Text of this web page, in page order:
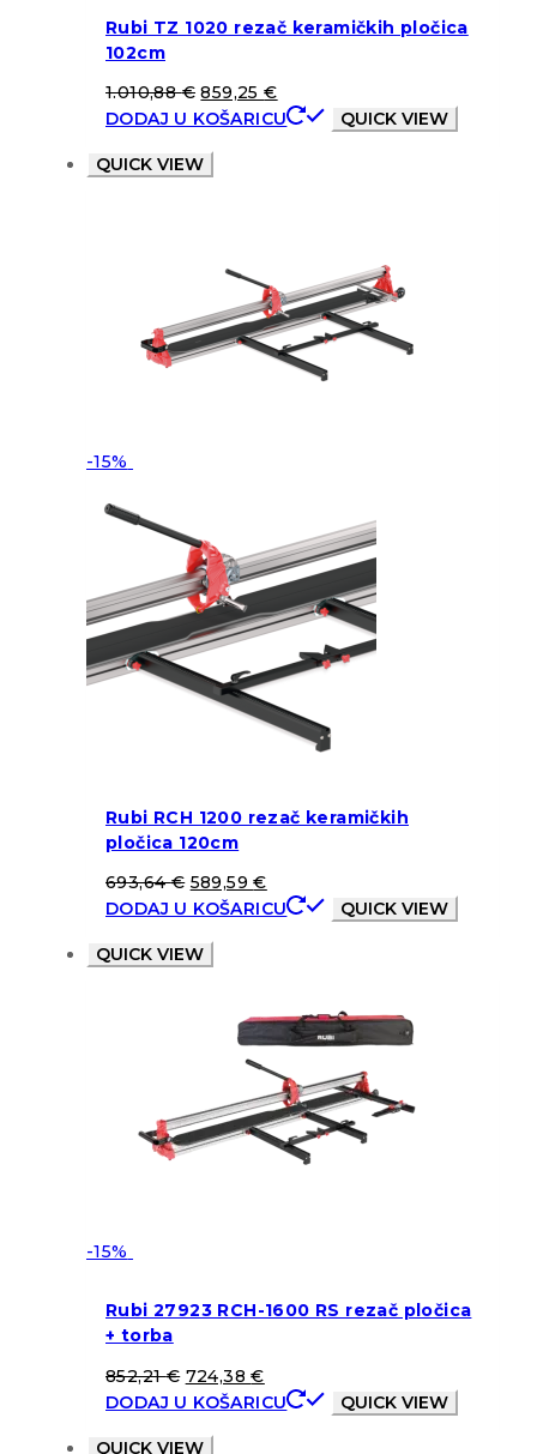
Rubi TZ 1020 rezač keramičkih pločica
102cm
1.010,88€ 859,25€
DODAJ U KOŠARICU
QUICK VIEW
QUICK VIEW
-15%
Rubi RCH 1200 rezač keramičkih
pločica 120cm
693,64€ 589,59€
DODAJ U KOŠARICU
QUICK VIEW
QUICK VIEW
-15%
Rubi 27923 RCH-1600 RS rezač pločica
+ torba
852,21€ 724,38€
DODAJ U KOŠARICU
QUICK VIEW
QUICK VIEW